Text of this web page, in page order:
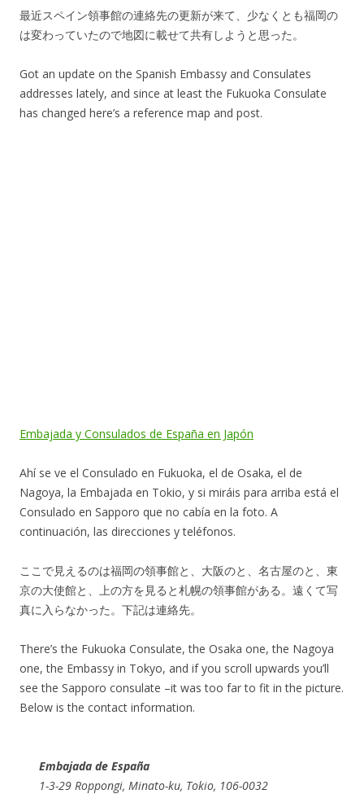
最近スペイン領事館の連絡先の更新が来て、少なくとも福岡の
は変わっていたので地図に載せて共有しようと思った。
Got an update on the Spanish Embassy and Consulates
addresses lately, and since at least the Fukuoka Consulate
has changed here’s a reference map and post.
Embajada y Consulados de España en Japón
Ahí se ve el Consulado en Fukuoka, el de Osaka, el de
Nagoya, la Embajada en Tokio, y si miráis para arriba está el
Consulado en Sapporo que no cabía en la foto. A
continuación, las direcciones y teléfonos.
ここで見えるのは福岡の領事館と、大阪のと、名古屋のと、東
京の大使館と、上の方を見ると札幌の領事館がある。遠くて写
真に入らなかった。下記は連絡先。
There’s the Fukuoka Consulate, the Osaka one, the Nagoya
one, the Embassy in Tokyo, and if you scroll upwards you’ll
see the Sapporo consulate –it was too far to fit in the picture.
Below is the contact information.
Embajada de España
1-3-29 Roppongi, Minato-ku, Tokio, 106-0032